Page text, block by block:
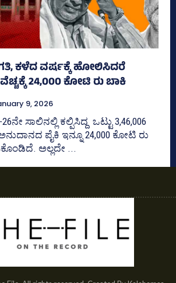
ಕಳೆದ ವರ್ಷಕ್ಕೆ ಹೋಲಿಸಿದರೆ
24,000 ಕೋಟಿ ರು ಬಾಕಿ
9, 2026
ಸಾಲಿನಲ್ಲಿ ಕಲ್ಪಿಸಿದ್ದ ಒಟ್ಟು 3,46,006
ಪೈಕಿ ಇನ್ನೂ 24,000 ಕೋಟಿ ರು
ಅಲ್ಲದೇ ...